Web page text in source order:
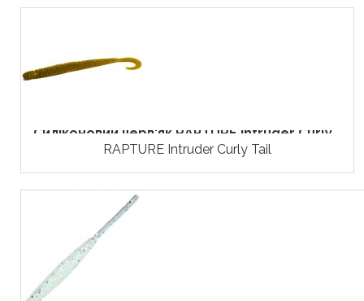
Силіконовий черв'як RAPTURE Intruder Curly...
RAPTURE Intruder Curly Tail